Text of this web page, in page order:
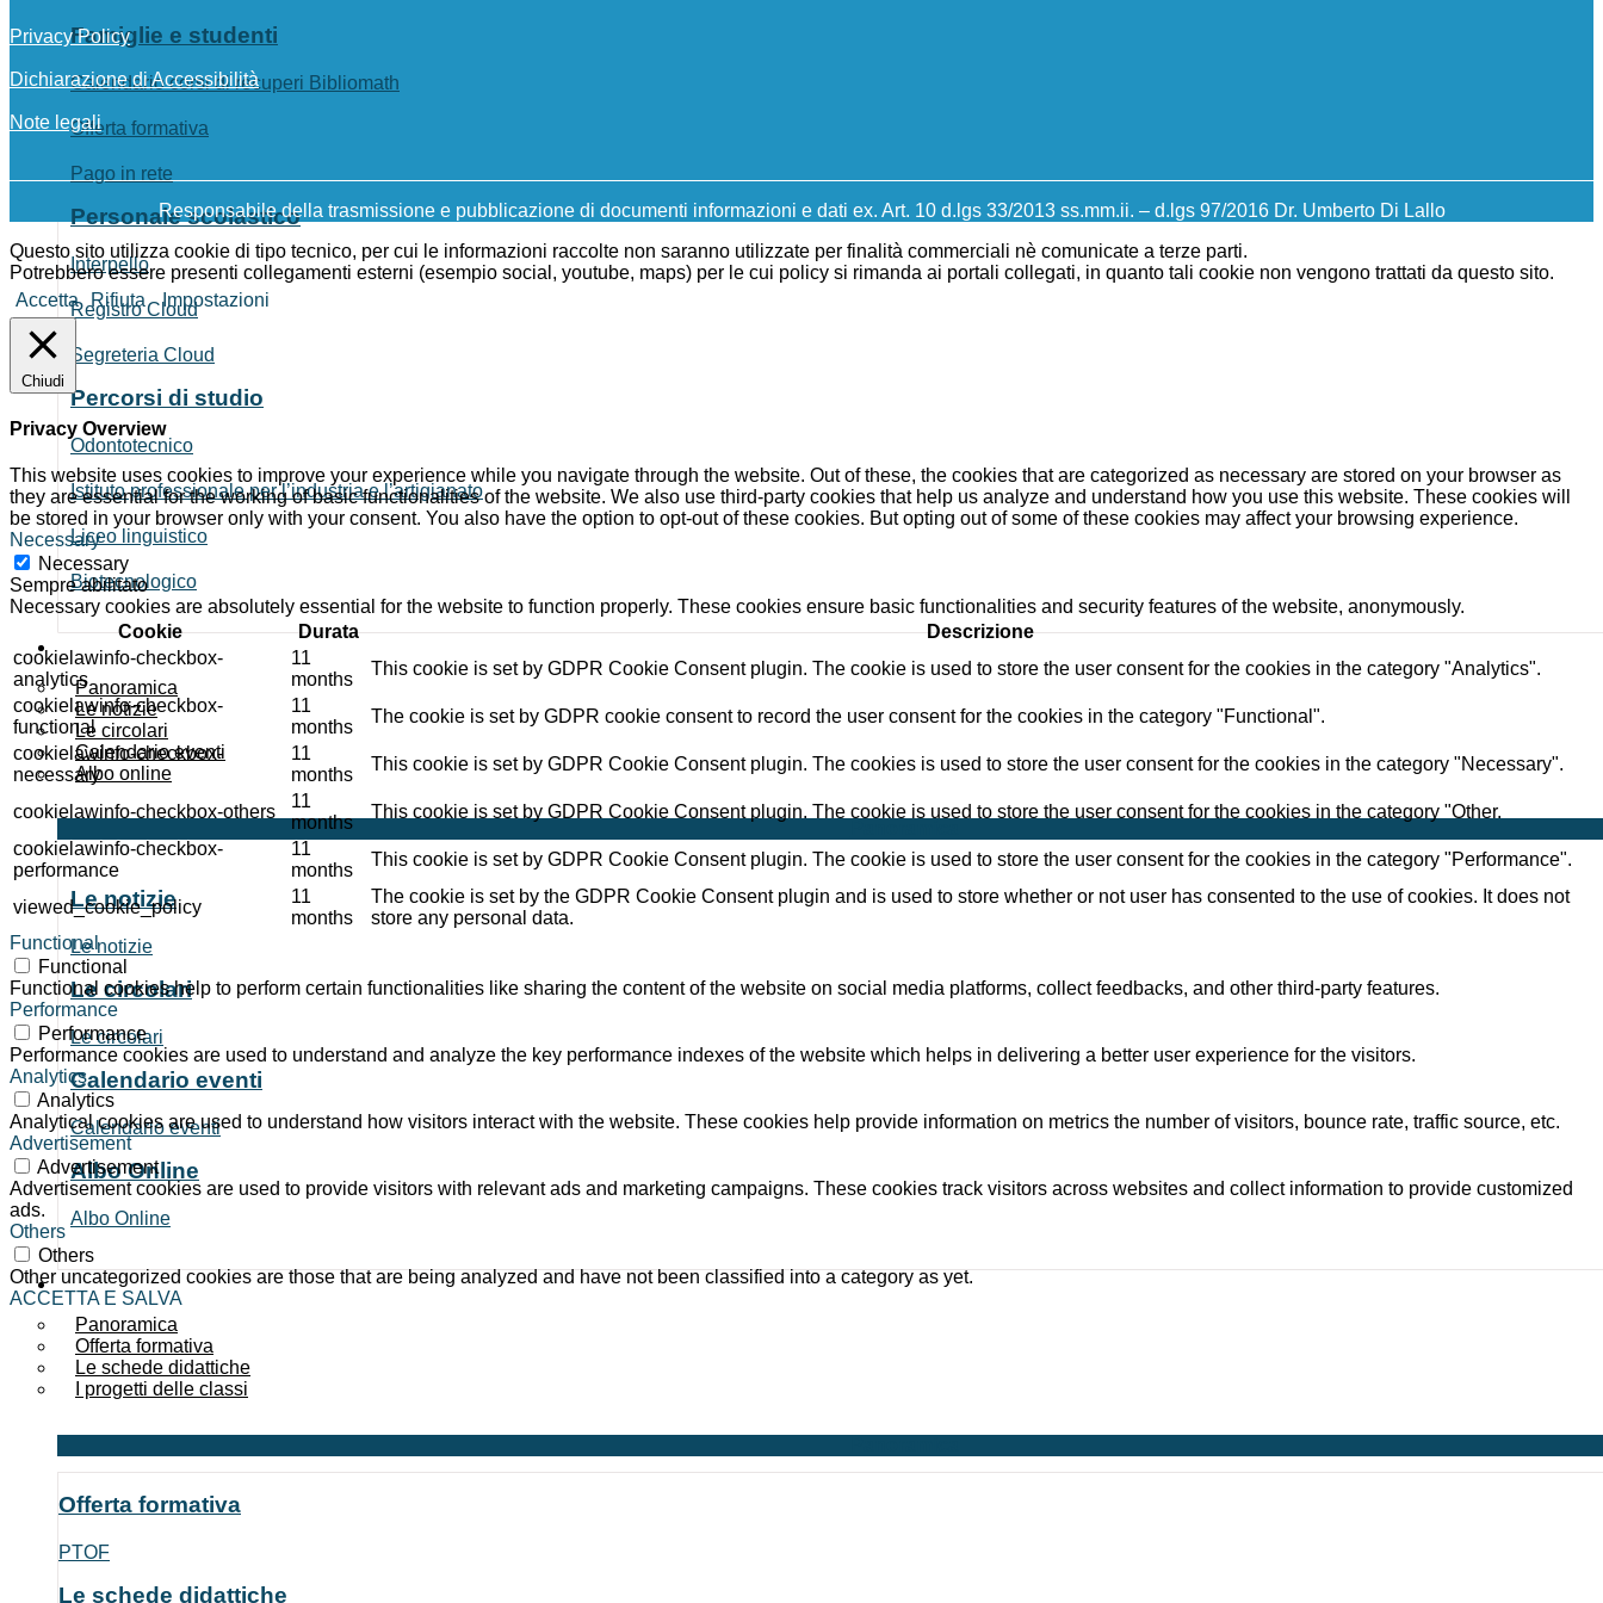
Famiglie e studenti
Calendario corsi di recuperi Bibliomath
Offerta formativa
Pago in rete
Personale scolastico
Interpello
Registro Cloud
Segreteria Cloud
Percorsi di studio
Odontotecnico
Istituto professionale per l’industria e l’artigianato
Liceo linguistico
Biotecnologico
Novità
Panoramica
Le notizie
Le circolari
Calendario eventi
Albo online
Le notizie
Le notizie
Le circolari
Le circolari
Calendario eventi
Calendario eventi
Albo Online
Albo Online
Didattica
Panoramica
Offerta formativa
Le schede didattiche
I progetti delle classi
Offerta formativa
PTOF
Le schede didattiche
Privacy Policy
Dichiarazione di Accessibilità
Note legali
Responsabile della trasmissione e pubblicazione di documenti informazioni e dati ex. Art. 10 d.lgs 33/2013 ss.mm.ii. – d.lgs 97/2016 Dr. Umberto Di Lallo
Questo sito utilizza cookie di tipo tecnico, per cui le informazioni raccolte non saranno utilizzate per finalità commerciali nè comunicate a terze parti.
Potrebbero essere presenti collegamenti esterni (esempio social, youtube, maps) per le cui policy si rimanda ai portali collegati, in quanto tali cookie non vengono trattati da questo sito.
Accetta
Rifiuta Impostazioni
Chiudi
Privacy Overview
This website uses cookies to improve your experience while you navigate through the website. Out of these, the cookies that are categorized as necessary are stored on your browser as
they are essential for the working of basic functionalities of the website. We also use third-party cookies that help us analyze and understand how you use this website. These cookies will
be stored in your browser only with your consent. You also have the option to opt-out of these cookies. But opting out of some of these cookies may affect your browsing experience.
Necessary
Necessary
Sempre abilitato
Necessary cookies are absolutely essential for the website to function properly. These cookies ensure basic functionalities and security features of the website, anonymously.
Cookie
Durata
Descrizione
cookielawinfo-checkbox-
analytics
11
months
This cookie is set by GDPR Cookie Consent plugin. The cookie is used to store the user consent for the cookies in the category "Analytics".
cookielawinfo-checkbox-
functional
11
months
The cookie is set by GDPR cookie consent to record the user consent for the cookies in the category "Functional".
cookielawinfo-checkbox-
necessary
11
months
This cookie is set by GDPR Cookie Consent plugin. The cookies is used to store the user consent for the cookies in the category "Necessary".
cookielawinfo-checkbox-others
11
months
This cookie is set by GDPR Cookie Consent plugin. The cookie is used to store the user consent for the cookies in the category "Other.
cookielawinfo-checkbox-
performance
11
months
This cookie is set by GDPR Cookie Consent plugin. The cookie is used to store the user consent for the cookies in the category "Performance".
viewed_cookie_policy
11
months
The cookie is set by the GDPR Cookie Consent plugin and is used to store whether or not user has consented to the use of cookies. It does not
store any personal data.
Functional
Functional
Functional cookies help to perform certain functionalities like sharing the content of the website on social media platforms, collect feedbacks, and other third-party features.
Performance
Performance
Performance cookies are used to understand and analyze the key performance indexes of the website which helps in delivering a better user experience for the visitors.
Analytics
Analytics
Analytical cookies are used to understand how visitors interact with the website. These cookies help provide information on metrics the number of visitors, bounce rate, traffic source, etc.
Advertisement
Advertisement
Advertisement cookies are used to provide visitors with relevant ads and marketing campaigns. These cookies track visitors across websites and collect information to provide customized
ads.
Others
Others
Other uncategorized cookies are those that are being analyzed and have not been classified into a category as yet.
ACCETTA E SALVA